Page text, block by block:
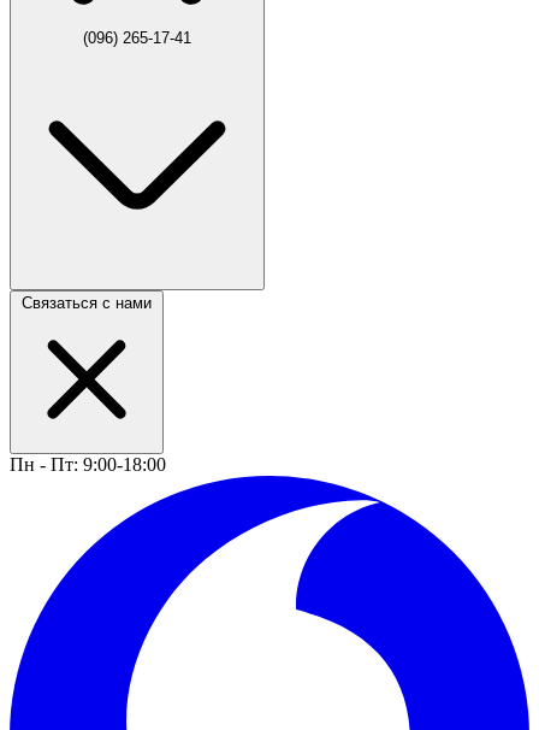
(096) 265-17-41
Связаться с нами
Пн - Пт: 9:00-18:00